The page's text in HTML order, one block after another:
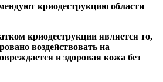
криодеструкцию области
криодеструкции является то,
воздействовать на
и здоровая кожа без